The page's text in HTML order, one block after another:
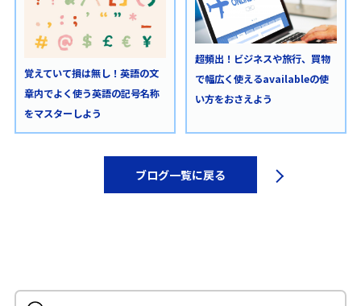
覚えていて損は無し！英語の文
章内でよく使う英語の記号名称
をマスターしよう
超頻出！ビジネスや旅行、買物
で幅広く使えるavailableの使
い方をおさえよう
ブログ一覧に戻る